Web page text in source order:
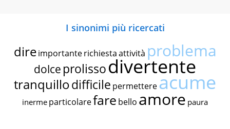
I sinonimi più ricercati
dire importante richiestaattività problema
dolce prolissodivertente
tranquillodifficile permettereacume
inerme particolarefare bello amore paura